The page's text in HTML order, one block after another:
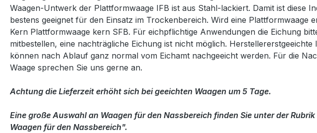
Waagen-Untwerk der Plattformwaage IFB ist aus Stahl-lackiert. Damit ist diese
bestens geeignet für den Einsatz im Trockenbereich. Wird eine Plattformwaage
Kern Plattformwaage kern SFB. Für eichpflichtige Anwendungen die Eichung
mitbestellen, eine nachträgliche Eichung ist nicht möglich. Herstellererstgeeichte
können nach Ablauf ganz normal vom Eichamt nachgeeicht werden. Für die
Waage sprechen Sie uns gerne an.
Achtung die Lieferzeit erhöht sich bei geeichten Waagen um 5 Tage.
Eine große Auswahl an Waagen für den Nassbereich finden Sie unter der
Waagen für den Nassbereich".